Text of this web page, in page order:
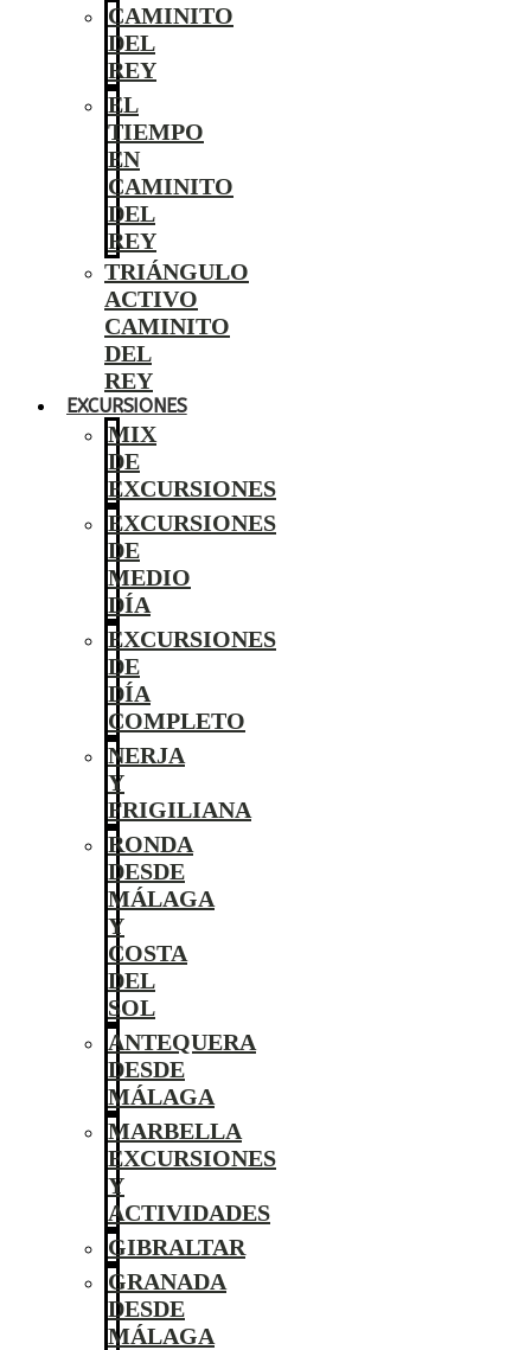
CAMINITO
DEL
REY
EL
TIEMPO
EN
CAMINITO
DEL
REY
TRIÁNGULO
ACTIVO
CAMINITO
DEL
REY
EXCURSIONES
MIX
DE
EXCURSIONES
EXCURSIONES
DE
MEDIO
DÍA
EXCURSIONES
DE
DÍA
COMPLETO
NERJA
Y
FRIGILIANA
RONDA
DESDE
MÁLAGA
Y
COSTA
DEL
SOL
ANTEQUERA
DESDE
MÁLAGA
MARBELLA
EXCURSIONES
Y
ACTIVIDADES
GIBRALTAR
GRANADA
DESDE
MÁLAGA